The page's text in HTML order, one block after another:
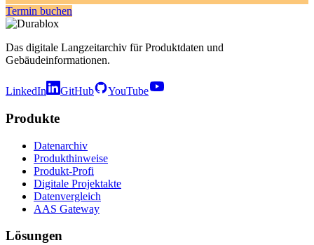
Termin buchen
Das digitale Langzeitarchiv für Produktdaten und
Gebäudeinformationen.
LinkedIn GitHub YouTube
Produkte
Datenarchiv
Produkthinweise
Produkt-Profi
Digitale Projektakte
Datenvergleich
AAS Gateway
Lösungen